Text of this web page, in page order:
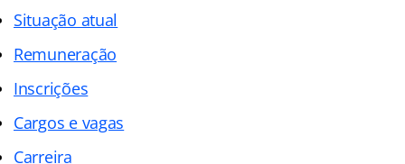
Situação atual
Remuneração
Inscrições
Cargos e vagas
Carreira